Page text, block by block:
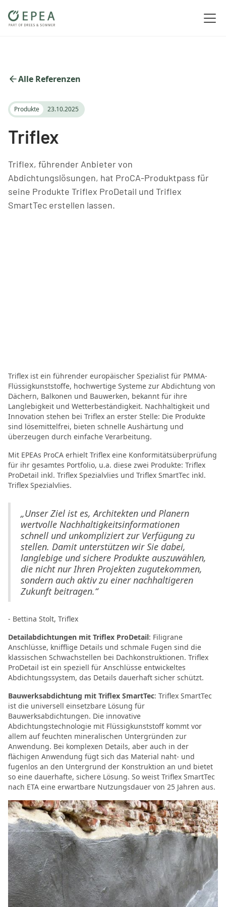
Alle Referenzen
Produkte 23.10.2025
Triflex
Triflex, führender Anbieter von
Abdichtungslösungen, hat ProCA-Produktpass für
seine Produkte Triflex ProDetail und Triflex
SmartTec erstellen lassen.
Triflex ist ein führender europäischer Spezialist für PMMA-
Flüssigkunststoffe, hochwertige Systeme zur Abdichtung von
Dächern, Balkonen und Bauwerken, bekannt für ihre
Langlebigkeit und Wetterbeständigkeit. Nachhaltigkeit und
Innovation stehen bei Triflex an erster Stelle: Die Produkte
sind lösemittelfrei, bieten schnelle Aushärtung und
überzeugen durch einfache Verarbeitung.
Mit EPEAs ProCA erhielt Triflex eine Konformitätsüberprüfung
für ihr gesamtes Portfolio, u.a. diese zwei Produkte: Triflex
ProDetail inkl. Triflex Spezialvlies und Triflex SmartTec inkl.
Triflex Spezialvlies.
„Unser Ziel ist es, Architekten und Planern
wertvolle Nachhaltigkeitsinformationen
schnell und unkompliziert zur Verfügung zu
stellen. Damit unterstützen wir Sie dabei,
langlebige und sichere Produkte auszuwählen,
die nicht nur Ihren Projekten zugutekommen,
sondern auch aktiv zu einer nachhaltigeren
Zukunft beitragen.“
- Bettina Stolt, Triflex
Detailabdichtungen mit Triflex ProDetail: Filigrane
Anschlüsse, knifflige Details und schmale Fugen sind die
klassischen Schwachstellen bei Dachkonstruktionen. Triflex
ProDetail ist ein speziell für Anschlüsse entwickeltes
Abdichtungssystem, das Details dauerhaft sicher schützt.
Bauwerksabdichtung mit Triflex SmartTec: Triflex SmartTec
ist die universell einsetzbare Lösung für
Bauwerksabdichtungen. Die innovative
Abdichtungstechnologie mit Flüssigkunststoff kommt vor
allem auf feuchten mineralischen Untergründen zur
Anwendung. Bei komplexen Details, aber auch in der
flächigen Anwendung fügt sich das Material naht- und
fugenlos an den Untergrund der Konstruktion an und bietet
so eine dauerhafte, sichere Lösung. So weist Triflex SmartTec
nach ETA eine erwartbare Nutzungsdauer von 25 Jahren aus.